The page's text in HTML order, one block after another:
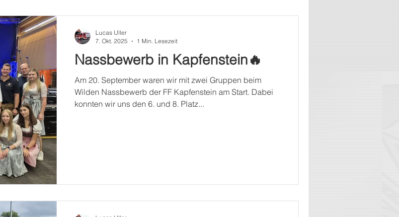
Nassbewerb in Kapfenstein🔥
Am 20. September waren wir mit zwei Gruppen beim
Wilden Nassbewerb der FF Kapfenstein am Start. Dabei
konnten wir uns den 6. und 8. Platz...
Lucas Uller
7. Okt. 2025
1 Min. Lesezeit